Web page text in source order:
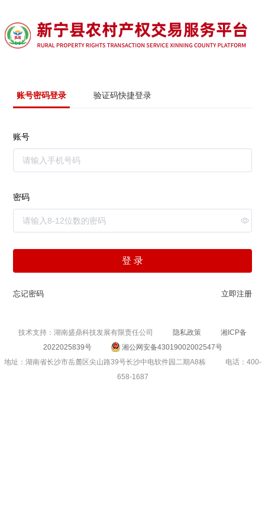
账号密码登录 验证码快捷登录
账号
密码
登 录
忘记密码 立即注册
技术支持：湖南盛鼎科技发展有限责任公司 隐私政策
湘ICP备
2022025839号
湘公网安备43019002002547号
地址：湖南省长沙市岳麓区尖山路39号长沙中电软件园二期A8栋
电话：400-
658-1687